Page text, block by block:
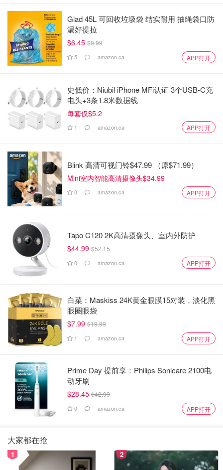
Glad 45L 可回收垃圾袋 结实耐用 抽绳袋口防
漏好提拉
$6.45 $9.99
5 amazon.ca APP打开
史低价：Niubil iPhone MFi认证 3个USB-C充
电头+3条1.8米数据线
每套仅$5.2
1 amazon.ca APP打开
Blink 高清可视门铃$47.99 （原$71.99）
Mini室内智能高清摄像头$34.99
0 amazon.ca APP打开
Tapo C120 2K高清摄像头、室内外防护
$44.99 $52.15
0 amazon.ca APP打开
白菜：Maskiss 24K黄金眼膜15对装，淡化黑
眼圈眼袋
$7.99 $19.99
1 amazon.ca APP打开
Prime Day 提前享：Philips Sonicare 2100电
动牙刷
$28.45 $42.99
0 amazon.ca APP打开
大家都在抢
1 2